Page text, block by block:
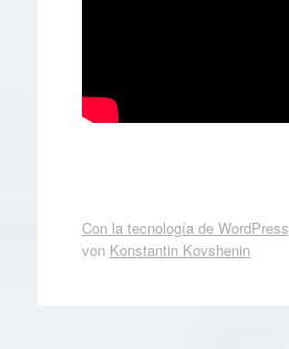
Con la tecnología de WordPress
von Konstantin Kovshenin